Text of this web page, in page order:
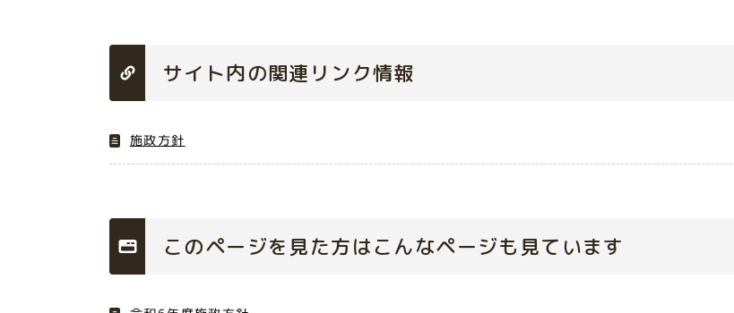
サイト内の関連リンク情報
施政方針
このページを見た方はこんなページも見ています